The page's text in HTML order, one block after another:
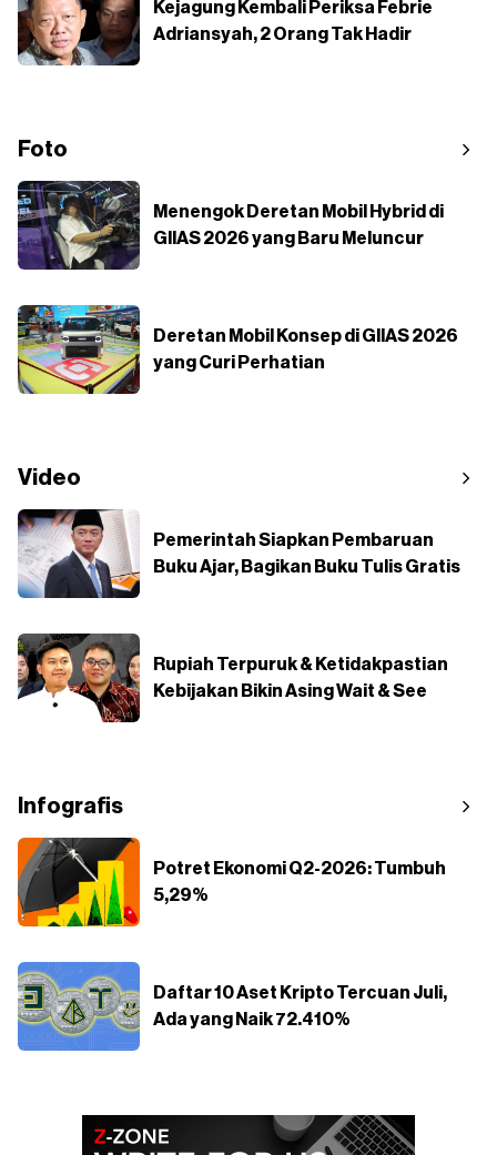
Kejagung Kembali Periksa Febrie
Adriansyah, 2 Orang Tak Hadir
Foto
Menengok Deretan Mobil Hybrid di
GIIAS 2026 yang Baru Meluncur
Deretan Mobil Konsep di GIIAS 2026
yang Curi Perhatian
Video
Pemerintah Siapkan Pembaruan
Buku Ajar, Bagikan Buku Tulis Gratis
Rupiah Terpuruk & Ketidakpastian
Kebijakan Bikin Asing Wait & See
Infografis
Potret Ekonomi Q2-2026: Tumbuh
5,29%
Daftar 10 Aset Kripto Tercuan Juli,
Ada yang Naik 72.410%